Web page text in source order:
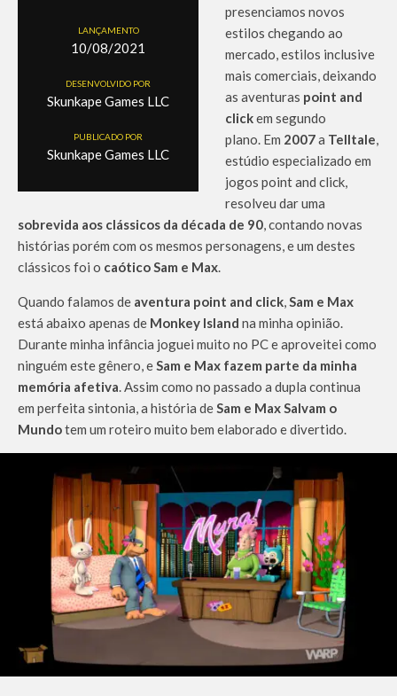
LANÇAMENTO
10/08/2021
DESENVOLVIDO POR
Skunkape Games LLC
PUBLICADO POR
Skunkape Games LLC
presenciamos novos
estilos chegando ao
mercado, estilos inclusive
mais comerciais, deixando
as aventuras point and
clickem segundo
plano. Em 2007a Telltale,
estúdio especializado em
jogos point and click,
resolveu dar uma
sobrevida aos clássicos da década de 90, contando novas
histórias porém com os mesmos personagens, e um destes
clássicos foi o caótico Sam e Max.
Quando falamos de aventura point and click,Sam e Max
está abaixo apenas de Monkey Island na minha opinião.
Durante minha infância joguei muito no PC e aproveitei como
ninguém este gênero, eSam e Max fazem parte da minha
memória afetiva. Assim como no passado a dupla continua
em perfeita sintonia, a história deSam e Max Salvam o
Mundotem um roteiro muito bem elaborado e divertido.